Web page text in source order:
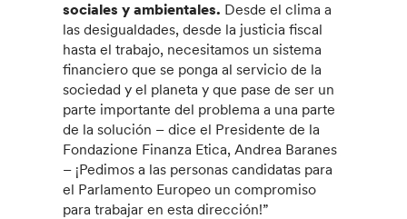
sociales y ambientales. Desde el clima a
las desigualdades, desde la justicia fiscal
hasta el trabajo, necesitamos un sistema
financiero que se ponga al servicio de la
sociedad y el planeta y que pase de ser un
parte importante del problema a una parte
de la solución – dice el Presidente de la
Fondazione Finanza Etica, Andrea Baranes
– ¡Pedimos a las personas candidatas para
el Parlamento Europeo un compromiso
para trabajar en esta dirección!”